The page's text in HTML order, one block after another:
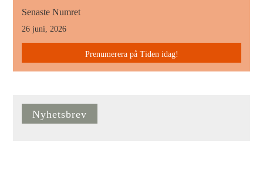
Senaste Numret
26 juni, 2026
Prenumerera på Tiden idag!
Nyhetsbrev